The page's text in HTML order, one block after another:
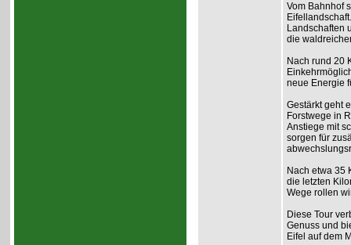
Vom Bahnhof
Landschaften
die
Nach rund 20
neue Energie
Gestärkt geht
Forstwege in
Anstiege mit
sorgen für
Nach etwa 35
die letzten
Wege rollen
Diese Tour
Genuss und
Eifel auf dem